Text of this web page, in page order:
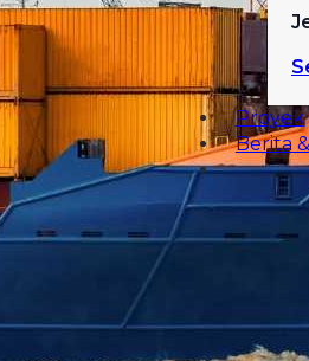
Proyek
Berita